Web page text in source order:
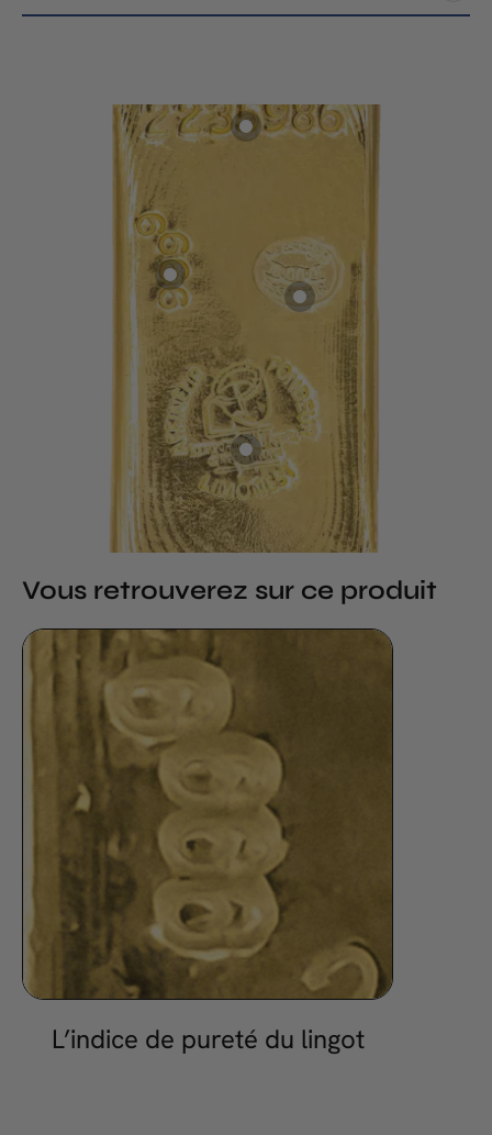
Vous retrouverez sur ce produit
L’indice de pureté du lingot